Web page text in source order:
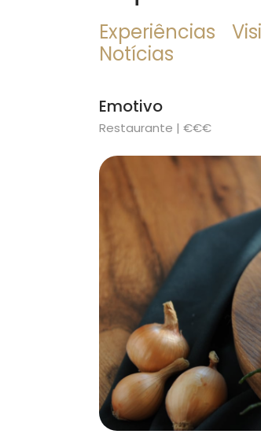
Experiências
Notícias
Emotivo
Restaurante | €€€